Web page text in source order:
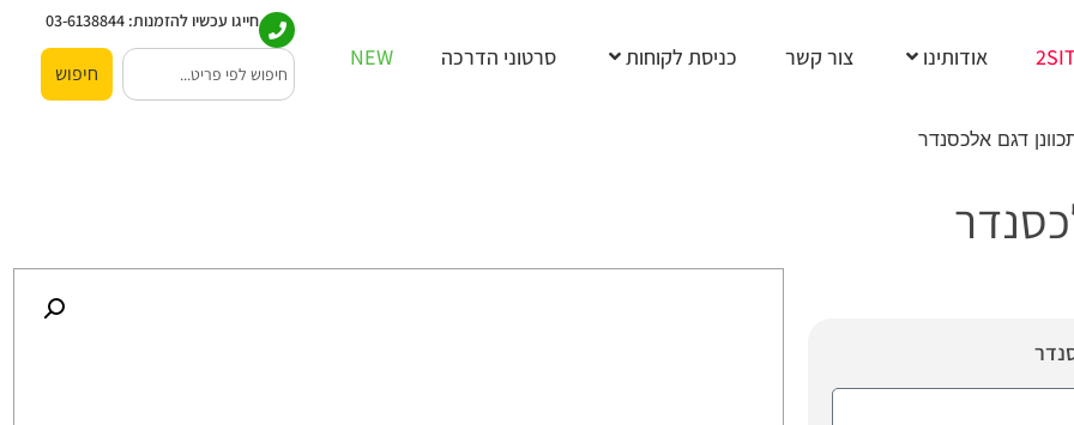
אודותינו צור קשר כניסת לקוחות סרטוני הדרכה NEW
חייגו עכשיו להזמנות: 03-6138844
חיפוש
דגם אלכסנדר